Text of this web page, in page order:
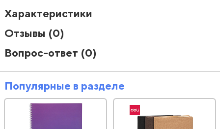
Характеристики
Отзывы (0)
Вопрос-ответ (0)
Популярные в разделе